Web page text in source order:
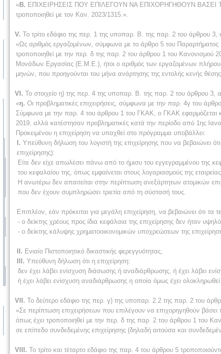
«Β. ΕΠΙΧΕΙΡΗΣΕΙΣ ΠΟΥ ΕΠΙΛΕΓΟΥΝ ΝΑ ΕΠΙΧΟΡΗΓΗΘΟΥΝ ΒΑΣΕΙ
τροποποιηθεί με τον Καν. 2023/1315.».
V. Το τρίτο εδάφιο της περ. 1 της υποπαρ. Β. της παρ. 2 του άρθρου 3,
«Ως αριθμός εργαζομένων, σύμφωνα με το άρθρο 5 του Παραρτήματος
τροποποιηθεί με την περ. δ της παρ. 2 του άρθρου 1 του Κανονισμού
Μονάδων Εργασίας (Ε.Μ.Ε.), ήτοι ο αριθμός των εργαζομένων
μηνών, που προηγούνται του μήνα ανάρτησης της εντολής κενής
VI. Το στοιχείο η) της περ. 4 της υποπαρ. Β. της παρ. 2 του άρθρου 3,
«η. Οι προβληματικές επιχειρήσεις, σύμφωνα με την παρ. 4γ του
Σύμφωνα με την παρ. 4 του άρθρου 1 του ΓΚΑΚ, ο ΓΚΑΚ εφαρμόζεται
2019, αλλά κατέστησαν προβληματικές κατά την περίοδο από 1ης
Προκειμένου η επιχείρηση να υπαχθεί στο πρόγραμμα υποβάλλει:
I. Υπεύθυνη δήλωση του λογιστή της επιχείρησης που να βεβαιώνει
επιχείρησης):
Είτε δεν είχε απωλέσει πάνω από το ήμισυ του εγγεγραμμένου της
του κεφαλαίου της, όπως εμφαίνεται στους λογαριασμούς της
Η ανωτέρω δεν απαιτείται στην περίπτωση ανεξάρτητων ατομικών
που δεν έχουν συμπληρώσει τριετία από τη σύστασή τους.
Επιπλέον, εάν πρόκειται για μεγάλη επιχείρηση, να βεβαιώνει ότι τα
- ο δείκτης χρέους προς ίδια κεφάλαια της επιχείρησης δεν ήταν
- ο δείκτης κάλυψης χρηματοοικονομικών υποχρεώσεων της
II. Ενιαίο Πιστοποιητικό δικαστικής φερεγγυότητας,
III. Υπεύθυνη δήλωση ότι η επιχείρηση:
δεν έχει λάβει ενίσχυση διάσωσης ή αναδιάρθρωσης, ή έχει λάβει
ή έχει λάβει ενίσχυση αναδιάρθρωσης η οποία όμως έχει
VII. Το δεύτερο εδάφιο της περ. γ) της υποπαρ. 2.2 της παρ. 2 του
«Σε περίπτωση επιχειρήσεων που επιλέγουν να επιχορηγηθούν
όπως έχει τροποποιηθεί με την περ. δ της παρ. 2 του άρθρου 1 του
σε επίπεδο συνδεδεμένης επιχείρησης (δηλαδή αιτούσα και
VIII. Το τρίτο και τέταρτο εδάφιο της παρ. 4 του άρθρου 5